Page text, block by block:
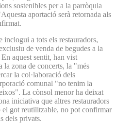
sostenibles per a la parròquia
aportació serà retornada als
a tots els restauradors,
de venda de begudes a la
aquest sentit, han vist
la zona de concerts, la "més
la col·laboració dels
comunal "no tenim la
La cònsol menor ha deixat
iniciativa que altres restauradors
el got reutilitzable, no pot confirmar
dels privats.